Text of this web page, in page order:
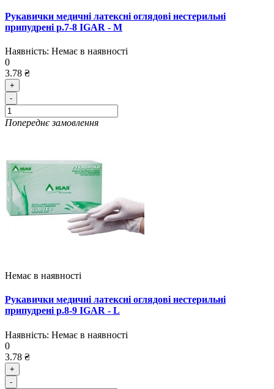
Рукавички медичні латексні оглядові нестерильні
припудрені р.7-8 IGAR - M
Наявність: Немає в наявності
0
3.78 ₴
+
-
Попереднє замовлення
Немає в наявності
Рукавички медичні латексні оглядові нестерильні
припудрені р.8-9 IGAR - L
Наявність: Немає в наявності
0
3.78 ₴
+
-